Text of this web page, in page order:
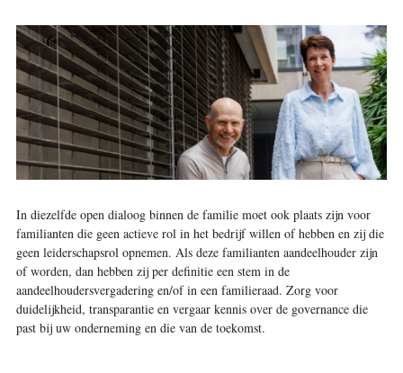
In diezelfde open dialoog binnen de familie moet ook plaats zijn voor
familianten die geen actieve rol in het bedrijf willen of hebben en zij die
geen leiderschapsrol opnemen. Als deze familianten aandeelhouder zijn
of worden, dan hebben zij per definitie een stem in de
aandeelhoudersvergadering en/of in een familieraad. Zorg voor
duidelijkheid, transparantie en vergaar kennis over de governance die
past bij uw onderneming en die van de toekomst.